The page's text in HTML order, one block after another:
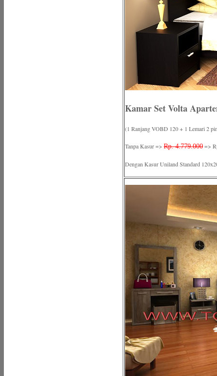
Kamar Set Volta
(1 Ranjang VOBD 120 + 1 Lemari 2
Tanpa Kasur => Rp. 4.779.000 =>
Dengan Kasur Uniland Standard